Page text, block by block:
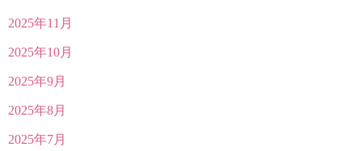
2025年11月
2025年10月
2025年9月
2025年8月
2025年7月